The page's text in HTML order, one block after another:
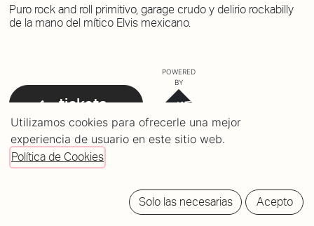
Puro rock and roll primitivo, garage crudo y delirio rockabilly
de la mano del mítico Elvis mexicano.
tickets
POWERED
BY
LINE-UP
El Vez con Lord Rochester
Utilizamos cookies para ofrecerle una mejor
experiencia de usuario en este sitio web.
Política de Cookies
Solo las necesarias Acepto